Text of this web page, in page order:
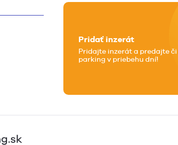
Pridať inzerát
Pridajte inzerát a predajte
parking v priebehu dní!